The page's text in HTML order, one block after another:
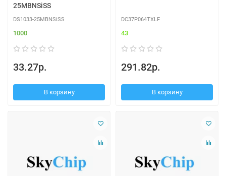
25MBNSiSS
DS1033-25MBNSiSS
1000
33.27р.
В корзину
DC37P064TXLF
43
291.82р.
В корзину